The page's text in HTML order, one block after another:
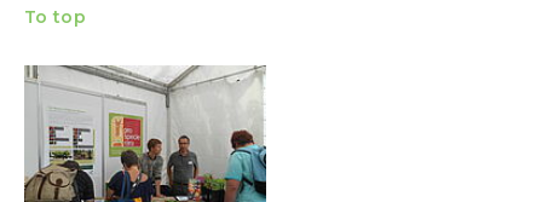
To top
Show larger version